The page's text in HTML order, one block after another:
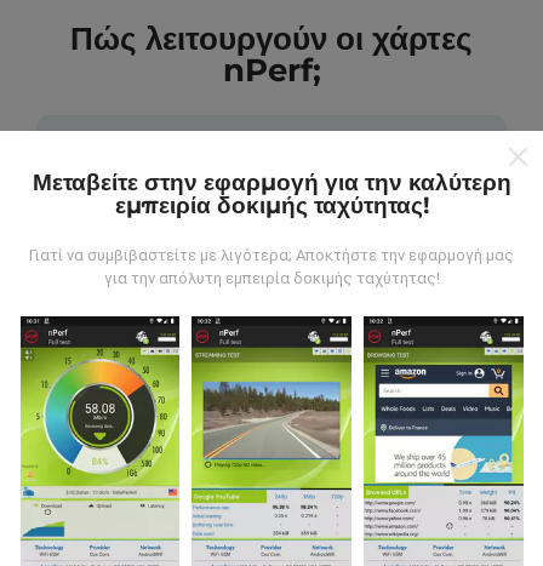
Πώς λειτουργούν οι χάρτες
nPerf;
πραγματοποιούνται από χρήστες της εφαρμογής
nPerf. Αυτές είναι οι δοκιμές που διεξάγονται σε
πραγματικές συνθήκες, απευθείας στο πεδίο. Αν
θέλετε να συμμετάσχετε επίσης, το μόνο που έχετε
να κάνετε είναι να κατεβάσετε την εφαρμογή nPerf
στο smartphone σας.Όσο περισσότερα δεδομένα
υπάρχουν, τόσο πιο ολοκληρωμένοι θα είναι οι
χάρτες!
Μεταβείτε στην εφαρμογή για την καλύτερη
εμπειρία δοκιμής ταχύτητας!
Γιατί να συμβιβαστείτε με λιγότερα; Αποκτήστε την εφαρμογή μας
για την απόλυτη εμπειρία δοκιμής ταχύτητας!